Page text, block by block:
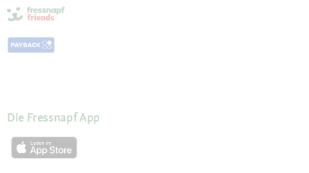
Die Fressnapf App